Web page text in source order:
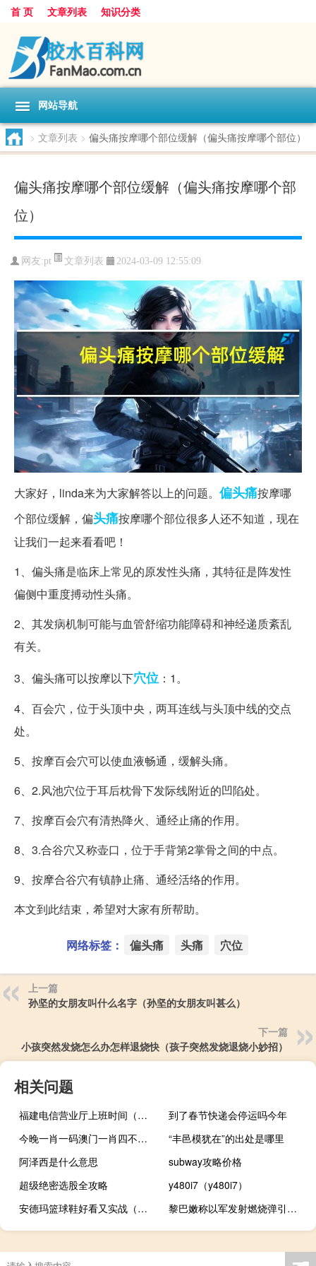
首 页 文章列表 知识分类
网站导航
> 文章列表 > 偏头痛按摩哪个部位缓解（偏头痛按摩哪个部位）
偏头痛按摩哪个部位缓解（偏头痛按摩哪个部
位）
网友:pt 文章列表 2024-03-09 12:55:09
大家好，linda来为大家解答以上的问题。 偏头痛按摩哪
个部位缓解，偏头痛按摩哪个部位很多人还不知道，现在
让我们一起来看看吧！
1、偏头痛是临床上常见的原发性头痛，其特征是阵发性
偏侧中重度搏动性头痛。
2、其发病机制可能与血管舒缩功能障碍和神经递质紊乱
有关。
3、偏头痛可以按摩以下穴位 ：1。
4、百会穴，位于头顶中央，两耳连线与头顶中线的交点
处。
5、按摩百会穴可以使血液畅通，缓解头痛。
6、2.风池穴位于耳后枕骨下发际线附近的凹陷处。
7、按摩百会穴有清热降火、通经止痛的作用。
8、3.合谷穴又称壶口，位于手背第2掌骨之间的中点。
9、按摩合谷穴有镇静止痛、通经活络的作用。
本文到此结束，希望对大家有所帮助。
网络标签： 偏头痛 头痛 穴位
上一篇
孙坚的女朋友叫什么名字（孙坚的女朋友叫甚么）
下一篇
小孩突然发烧怎么办怎样退烧快（孩子突然发烧退烧小妙招）
相关问题
福建电信营业厅上班时间（福建电信营业厅）
到了春节快递会停运吗今年
今晚一肖一码澳门一肖四不像,事过境迁精选解释落实_3D56.98.28
“丰邑模犹在”的出处是哪里
阿泽西是什么意思
subway攻略价格
超级绝密选股全攻略
y480i7（y480i7）
安德玛篮球鞋好看又实战（安德玛篮球鞋好）
黎巴嫩称以军发射燃烧弹引发森林火灾 以方暂无回应